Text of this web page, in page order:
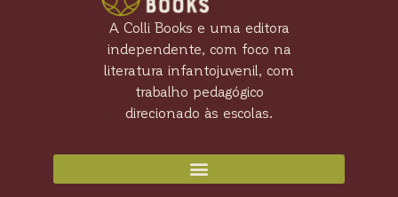
A Colli Books e uma editora
independente, com foco na
literatura infantojuvenil, com
trabalho pedagógico
direcionado às escolas.